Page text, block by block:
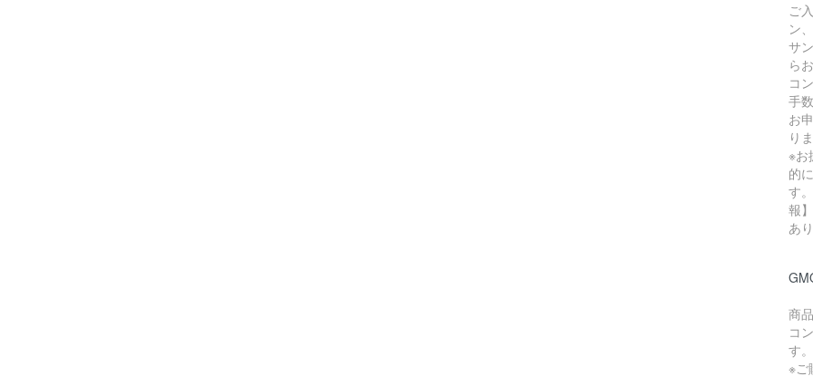
ご
ン
サ
ら
コ
手
お
り
※お
的
す
報
あ
商
コ
す。
※ご